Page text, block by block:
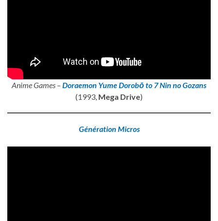
Anime Games – Doraemon Yume Dorobō to 7 Nin no Gozans
(1993, Mega Drive)
Génération Micros